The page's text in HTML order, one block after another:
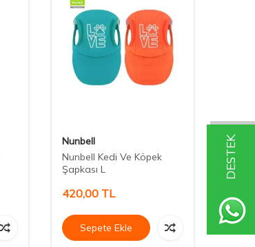
DESTEK
Nunbell
Nunbell Kedi Ve Köpek
Şapkası L
420,00 TL
Sepete Ekle